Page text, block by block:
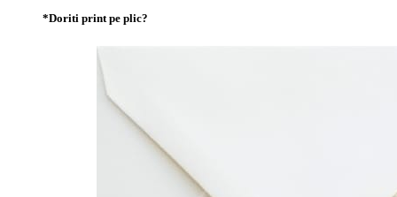
*Doriti print pe plic?